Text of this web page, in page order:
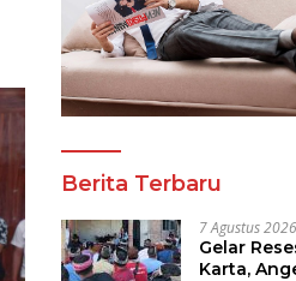
Berita Terbaru
7 Agustus 2026
Gelar
Karta,